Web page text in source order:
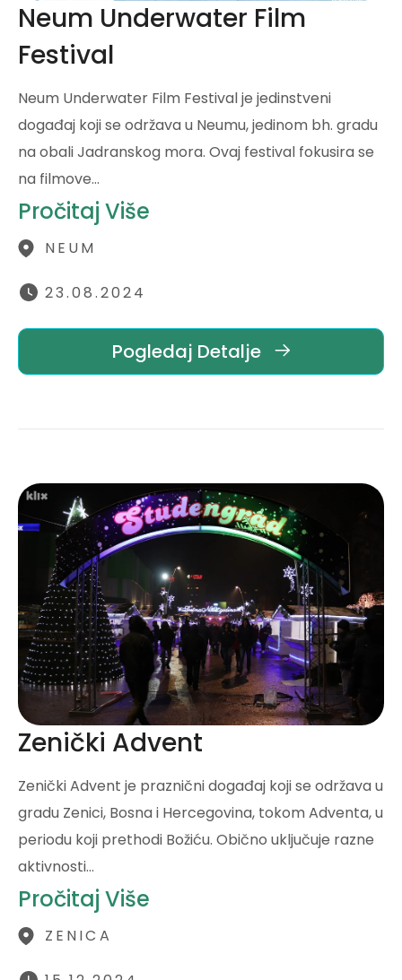
Neum Underwater Film
Festival
Neum Underwater Film Festival je jedinstveni
događaj koji se održava u Neumu, jedinom bh. gradu
na obali Jadranskog mora. Ovaj festival fokusira se
na filmove…
Pročitaj Više
NEUM
23.08.2024
Pogledaj Detalje
Zenički Advent
Zenički Advent je praznični događaj koji se održava u
gradu Zenici, Bosna i Hercegovina, tokom Adventa, u
periodu koji prethodi Božiću. Obično uključuje razne
aktivnosti…
Pročitaj Više
ZENICA